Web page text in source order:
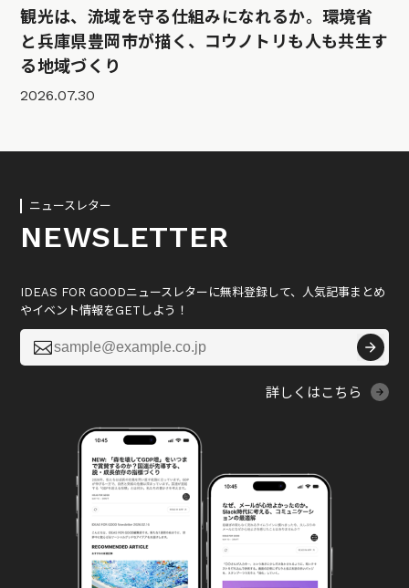
観光は、流域を守る仕組みになれるか。環境省
と兵庫県豊岡市が描く、コウノトリも人も共生す
る地域づくり
2026.07.30
ニュースレター
NEWSLETTER
IDEAS FOR GOODニュースレターに無料登録して、人気記事まとめ
やイベント情報をGETしよう！

詳しくはこちら